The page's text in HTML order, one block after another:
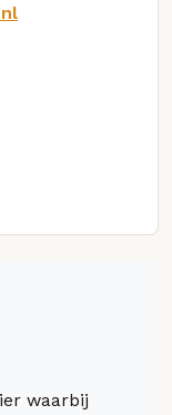
waarbij